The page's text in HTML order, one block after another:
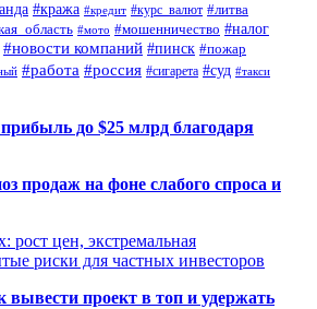
#кража #кредит #курс_валют #литва
#мото #мошенничество #налог
#новости компаний #пинск #пожар
#работа #россия #сигарета #суд #такси
до $25 млрд благодаря
продаж на фоне слабого спроса и
рост цен, экстремальная
риски для частных инвесторов
вывести проект в топ и удержать